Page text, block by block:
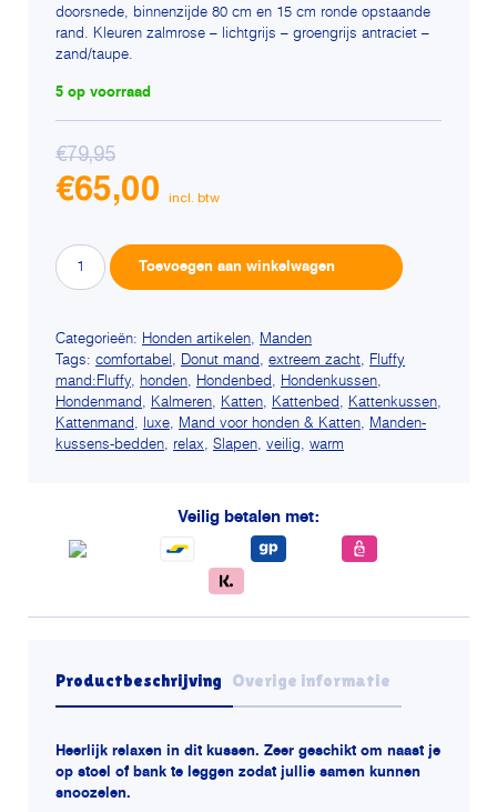
doorsnede, binnenzijde 80 cm en 15 cm ronde opstaande
rand. Kleuren zalmrose – lichtgrijs – groengrijs antraciet –
zand/taupe.
5 op voorraad
€79,95
Oorspronkelijke
prijs
was:
€79,95.
€65,00
prijs
is:
€65,00.
RELAX
KUSSEN
Superzacht
-
antislip
-
Pluche
XL
aantal
Toevoegen aan winkelwagen
Categorieën: Honden artikelen, Manden
Tags: comfortabel , Donut mand, extreem zacht, Fluffy
mand:Fluffy, honden, Hondenbed, Hondenkussen,
Hondenmand, Kalmeren, Katten, Kattenbed, Kattenkussen,
Kattenmand, luxe, Mand voor honden & Katten, Manden-
kussens-bedden, relax, Slapen, veilig, warm
Veilig betalen met:
Productbeschrijving Overige informatie
Heerlijk relaxen in dit kussen. Zeer geschikt om naast je
op stoel of bank te leggen zodat jullie samen kunnen
snoozelen.